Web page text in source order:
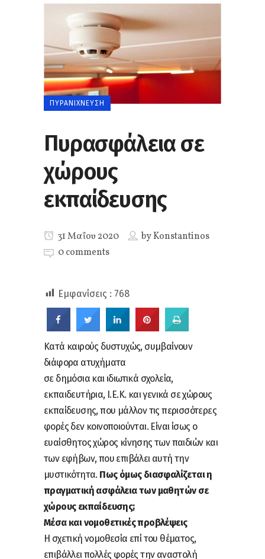
ΠΥΡΑΝΊΧΝΕΥΣΗ
Πυρασφάλεια σε
χώρους
εκπαίδευσης
31 Μαΐου 2020 byKonstantinos
0 comments
Εμφανίσεις : 768
Κατά καιρούς δυστυχώς, συμβαίνουν
διάφορα ατυχήματα
σε δημόσια και ιδιωτικά σχολεία,
εκπαιδευτήρια, Ι.Ε.Κ. και γενικά σε χώρους
εκπαίδευσης, που μάλλον τις περισσότερες
φορές δεν κοινοποιούνται. Είναι ίσως ο
ευαίσθητος χώρος κίνησης των παιδιών και
των εφήβων, που επιβάλει αυτή την
μυστικότητα. Πως όμως διασφαλίζεται η
πραγματική ασφάλεια των μαθητών σε
χώρους εκπαίδευσης;
Μέσα και νομοθετικές προβλέψεις
Η σχετική νομοθεσία επί του θέματος,
επιβάλλει πολλές φορές την αναστολή